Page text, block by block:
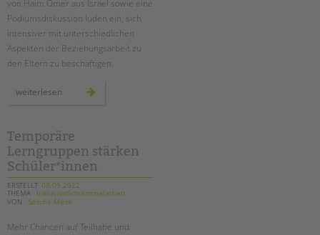
von Haim Omer aus Israel sowie eine
Podiumsdiskussion luden ein, sich
intensiver mit unterschiedlichen
Aspekten der Beziehungsarbeit zu
den Eltern zu beschäftigen.
weiterlesen fachtag
Temporäre
Lerngruppen stärken
Schüler*innen
ERSTELLT 08.09.2022
THEMA
InklusionSchulsozialarbeit
VON
Sasche Mase
Mehr Chancen auf Teilhabe und